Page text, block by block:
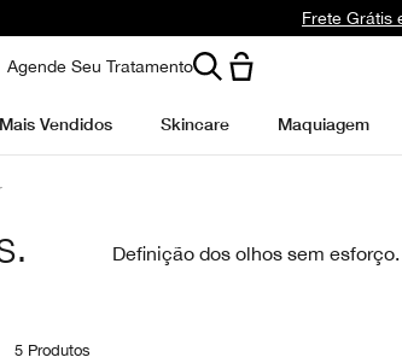
Frete Grátis
Agende Seu Tratamento
Mais Vendidos Skincare Maquiagem
Definição dos olhos sem
5 Produtos